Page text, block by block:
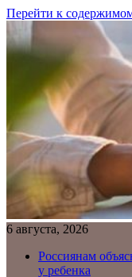
Перейти к
6 августа, 2026
Россиянам
у ребенка